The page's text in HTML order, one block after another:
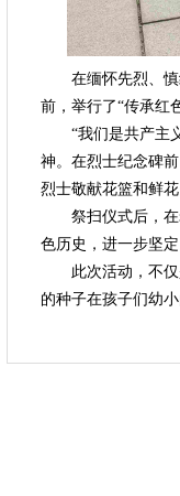
在缅怀先烈、慎
前，举行了“传承红
“我们是共产主义
神。在烈士纪念碑
烈士敬献花篮和鲜
祭扫仪式后，在
色历史，进一步坚
此次活动，不
的种子在孩子们幼